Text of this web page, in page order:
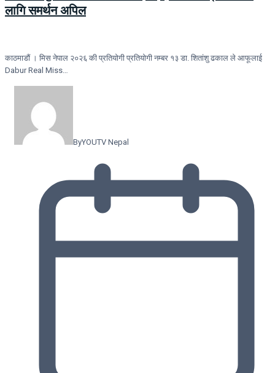
लागि समर्थन अपिल
काठमाडौं । मिस नेपाल २०२६ की प्रतियोगी प्रतियोगी नम्बर १३ डा. शितांशु ढकाल ले आफूलाई
Dabur Real Miss…
ByYOUTV Nepal